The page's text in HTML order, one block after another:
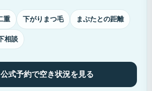
重 下がりまつ毛 まぶたとの距離
相談
公式予約で空き状況を見る